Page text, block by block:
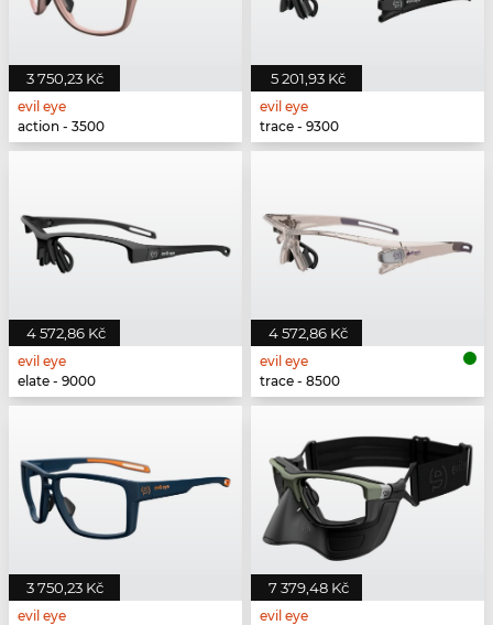
3 750,23 Kč
evil eye
action - 3500
5 201,93 Kč
evil eye
trace - 9300
4 572,86 Kč
evil eye
elate - 9000
4 572,86 Kč
evil eye
trace - 8500
3 750,23 Kč
evil eye
7 379,48 Kč
evil eye